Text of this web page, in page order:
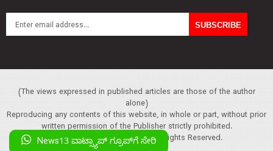
News13 ವಾಟ್ಸ್ಯಾಪ್‌ ಗ್ರೂಪ್‌ಗೆ ಸೇರಿ
(The views expressed in published articles are those of the author
alone)
Reproducing any contents of this website, in whole or part, without prior
written permission of the Publisher strictly prohibited.
Copyright :© 2013 News13. All Rights Reserved.